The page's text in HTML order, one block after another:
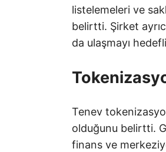
listelemeleri ve
belirtti. Şirket
da ulaşmayı
Tenev
olduğunu belirtti.
finans ve